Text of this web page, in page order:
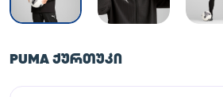
PUMA ᲥᲣᲠᲗᲣᲙᲘ